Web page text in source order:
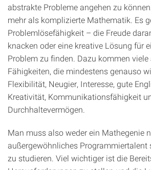
abstrakte Probleme angehen zu
mehr als komplizierte Mathematik. Es
Problemlösefähigkeit – die Freude
knacken oder eine kreative Lösung für
Problem zu finden. Dazu kommen viele
Fähigkeiten, die mindestens genauso
Flexibilität, Neugier, Interesse, gute
Kreativität, Kommunikationsfähigkeit
Durchhaltevermögen.
Man muss also weder ein Mathegenie
außergewöhnliches Programmiertalent
zu studieren. Viel wichtiger ist die